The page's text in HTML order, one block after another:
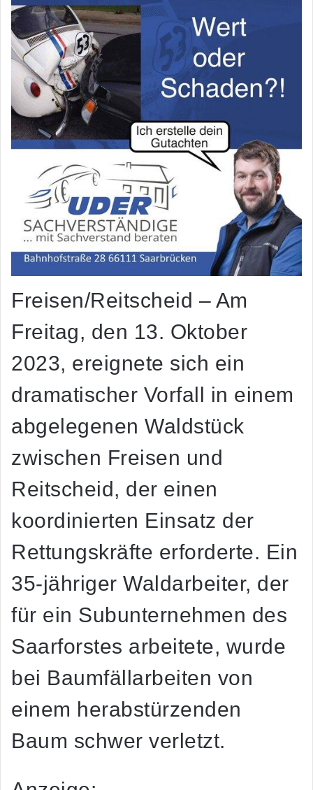
Freisen/Reitscheid – Am
Freitag, den 13. Oktober
2023, ereignete sich ein
dramatischer Vorfall in einem
abgelegenen Waldstück
zwischen Freisen und
Reitscheid, der einen
koordinierten Einsatz der
Rettungskräfte erforderte. Ein
35-jähriger Waldarbeiter, der
für ein Subunternehmen des
Saarforstes arbeitete, wurde
bei Baumfällarbeiten von
einem herabstürzenden
Baum schwer verletzt.